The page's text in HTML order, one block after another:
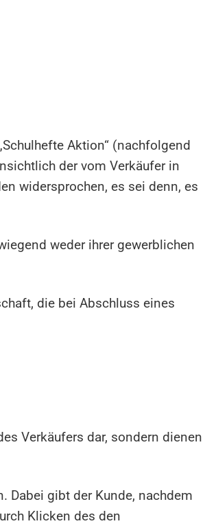
Aktion“ (nachfolgend
der vom Verkäufer in
widersprochen, es sei denn, es
weder ihrer gewerblichen
die bei Abschluss eines
Verkäufers dar, sondern dienen
Dabei gibt der Kunde, nachdem
Klicken des den